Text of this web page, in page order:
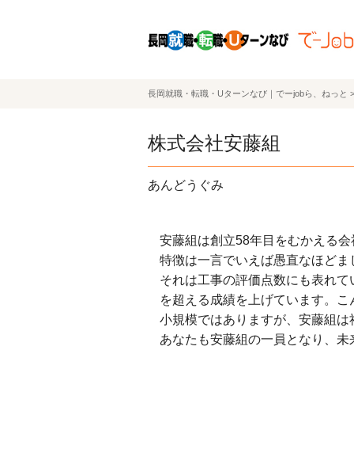
長岡就職・転職・Uターンなび｜でーjobら、ねっと
株式会社安藤組
あんどうぐみ
安藤組は創立58年目をむかえる
特徴は一言でいえば愚直なほど
それは工事の評価点数にも表れ
を超える成績を上げています。
小規模ではありますが、安藤組
あなたも安藤組の一員となり、